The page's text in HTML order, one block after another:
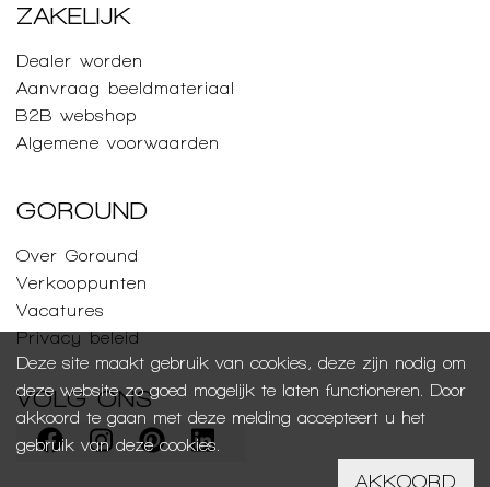
Deze site maakt gebruik van cookies, deze zijn nodig om
deze website zo goed mogelijk te laten functioneren. Door
akkoord te gaan met deze melding accepteert u het
gebruik van deze cookies.
AKKOORD
ZAKELIJK
Dealer worden
Aanvraag beeldmateriaal
B2B webshop
Algemene voorwaarden
GOROUND
Over Goround
Verkooppunten
Vacatures
Privacy beleid
VOLG ONS